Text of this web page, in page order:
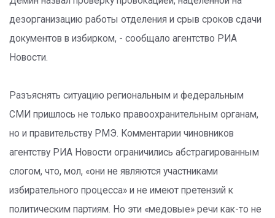
дезорганизацию работы отделения и срыв сроков сдачи
документов в избирком, - сообщало агентство РИА
Новости.
Разъяснять ситуацию региональным и федеральным
СМИ пришлось не только правоохранительным органам,
но и правительству РМЭ. Комментарии чиновников
агентству РИА Новости ограничились абстрагированным
слогом, что, мол, «они не являются участниками
избирательного процесса» и не имеют претензий к
политическим партиям. Но эти «медовые» речи как-то не